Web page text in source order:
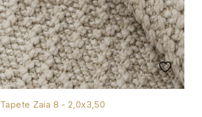
Tapete Zaia 8 - 2,0x3,50